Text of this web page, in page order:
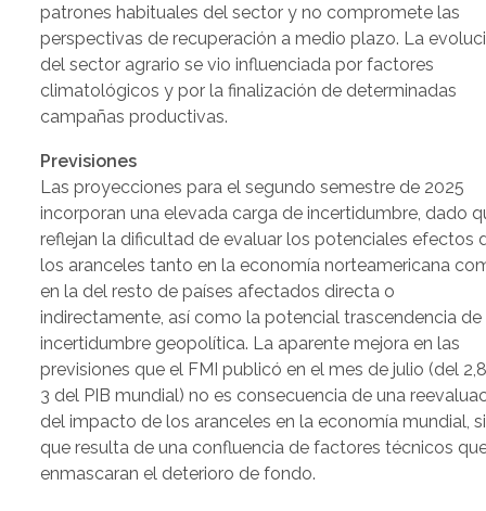
patrones habituales del sector y no compromete las
perspectivas de recuperación a medio plazo. La
del sector agrario se vio influenciada por factores
climatológicos y por la finalización de determinadas
campañas productivas.
Previsiones
Las proyecciones para el segundo semestre de 2025
incorporan una elevada carga de incertidumbre, dado
reflejan la dificultad de evaluar los potenciales efectos
los aranceles tanto en la economía norteamericana
en la del resto de países afectados directa o
indirectamente, así como la potencial trascendencia de
incertidumbre geopolítica. La aparente mejora en las
previsiones que el FMI publicó en el mes de julio (del
3 del PIB mundial) no es consecuencia de una
del impacto de los aranceles en la economía mundial,
que resulta de una confluencia de factores técnicos
enmascaran el deterioro de fondo.